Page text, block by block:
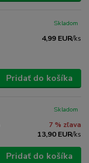
4,99 EUR/ks
Skladom
Pridať do košíka
7 % zľava
13,90 EUR/ks
Skladom
Pridať do košíka